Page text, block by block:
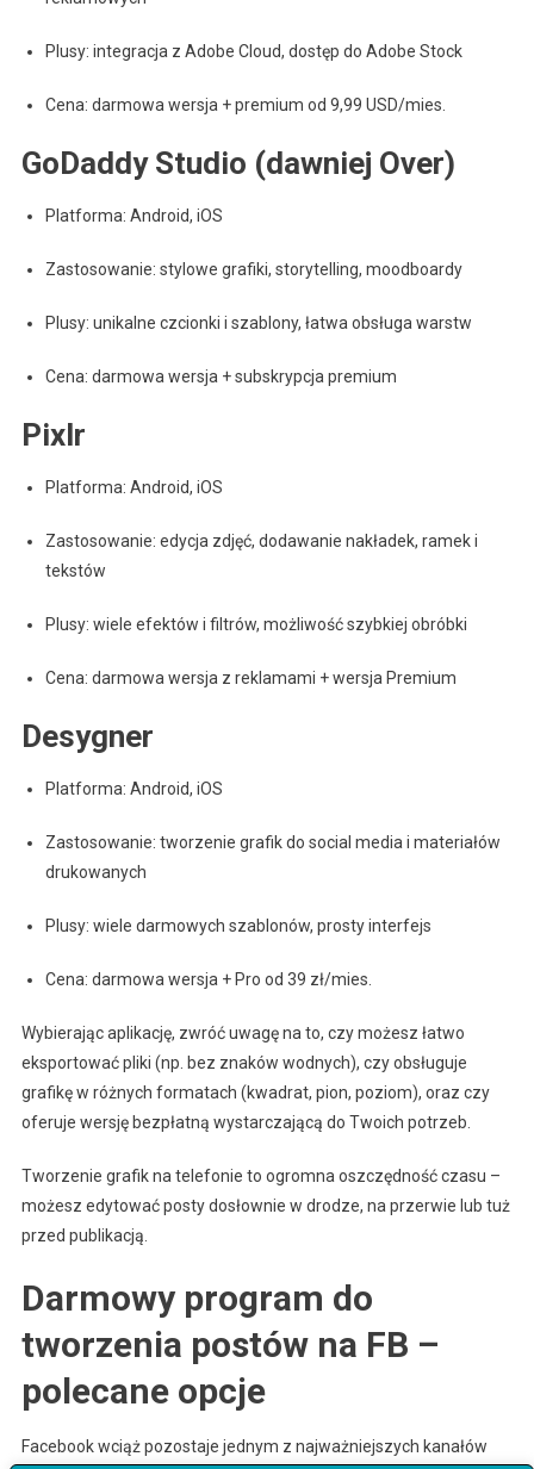
Plusy: integracja z Adobe Cloud, dostęp do Adobe Stock
Cena: darmowa wersja + premium od 9,99 USD/mies.
GoDaddy Studio (dawniej Over)
Platforma: Android, iOS
Zastosowanie: stylowe grafiki, storytelling, moodboardy
Plusy: unikalne czcionki i szablony, łatwa obsługa warstw
Cena: darmowa wersja + subskrypcja premium
Pixlr
Platforma: Android, iOS
Zastosowanie: edycja zdjęć, dodawanie nakładek, ramek i
tekstów
Plusy: wiele efektów i filtrów, możliwość szybkiej obróbki
Cena: darmowa wersja z reklamami + wersja Premium
Desygner
Platforma: Android, iOS
Zastosowanie: tworzenie grafik do social media i materiałów
drukowanych
Plusy: wiele darmowych szablonów, prosty interfejs
Cena: darmowa wersja + Pro od 39 zł/mies.
Wybierając aplikację, zwróć uwagę na to, czy możesz łatwo
eksportować pliki (np. bez znaków wodnych), czy obsługuje
grafikę w różnych formatach (kwadrat, pion, poziom), oraz czy
oferuje wersję bezpłatną wystarczającą do Twoich potrzeb.
Tworzenie grafik na telefonie to ogromna oszczędność czasu –
możesz edytować posty dosłownie w drodze, na przerwie lub tuż
przed publikacją.
Darmowy program do
tworzenia postów na FB –
polecane opcje
Facebook wciąż pozostaje jednym z najważniejszych kanałów